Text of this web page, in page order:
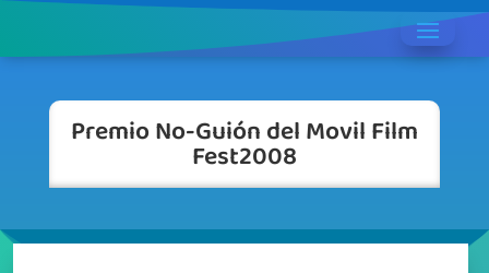
Premio No-Guión del Movil Film
Fest2008